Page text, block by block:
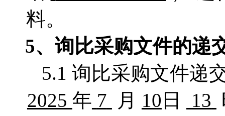
料。
5、询比采购文件的递
5.1 询比采购文件递
2025 年 7 月 10 日 13